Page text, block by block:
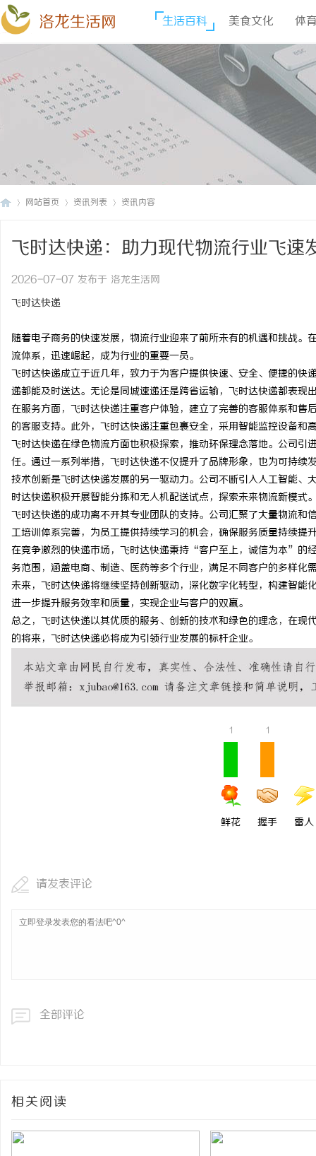
洛龙生活网 生活百科 美食文化 体
网站首页 资讯列表 资讯内容
飞时达快递：助力现代物流行业飞速
2026-07-07 发布于 洛龙生活网
飞时达快递
随着电子商务的快速发展，物流行业迎来了前所未有的机遇和挑战
流体系，迅速崛起，成为行业的重要一员。
飞时达快递成立于近几年，致力于为客户提供快速、安全、便捷的
递都能及时送达。无论是同城速递还是跨省运输，飞时达快递都表现
在服务方面，飞时达快递注重客户体验，建立了完善的客服体系和
的客服支持。此外，飞时达快递注重包裹安全，采用智能监控设备
飞时达快递在绿色物流方面也积极探索，推动环保理念落地。公司
任。通过一系列举措，飞时达快递不仅提升了品牌形象，也为可持续
技术创新是飞时达快递发展的另一驱动力。公司不断引入人工智能
时达快递积极开展智能分拣和无人机配送试点，探索未来物流新模式
飞时达快递的成功离不开其专业团队的支持。公司汇聚了大量物流
工培训体系完善，为员工提供持续学习的机会，确保服务质量持续提
在竞争激烈的快递市场，飞时达快递秉持“客户至上，诚信为本”的
务范围，涵盖电商、制造、医药等多个行业，满足不同客户的多样化
未来，飞时达快递将继续坚持创新驱动，深化数字化转型，构建智
进一步提升服务效率和质量，实现企业与客户的双赢。
总之，飞时达快递以其优质的服务、创新的技术和绿色的理念，在
的将来，飞时达快递必将成为引领行业发展的标杆企业。
1
鲜花
1
握手 雷人
请发表评论
全部评论
相关阅读
3d激光内雕机：精密雕